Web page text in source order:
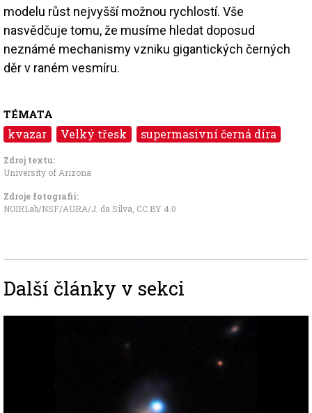
modelu růst nejvyšší možnou rychlostí. Vše
nasvědčuje tomu, že musíme hledat doposud
neznámé mechanismy vzniku gigantických černých
děr v raném vesmíru.
TÉMATA
kvazar Velký třesk supermasivní černá díra
Zdroj textu:
University of Arizona
Zdroje fotografii:
NOIRLab/NSF/AURA/J. da Silva, CC BY 4.0
Další články v sekci